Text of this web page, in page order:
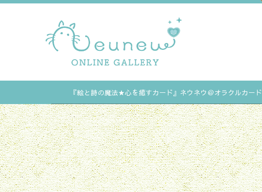
『絵と詩の魔法★心を癒すカード』ネウネウ＠オラクルカード